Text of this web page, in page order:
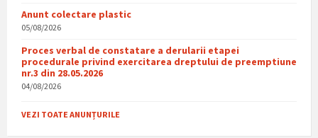
Anunt colectare plastic
05/08/2026
Proces verbal de constatare a derularii etapei
procedurale privind exercitarea dreptului de preemptiune
nr.3 din 28.05.2026
04/08/2026
VEZI TOATE ANUNȚURILE